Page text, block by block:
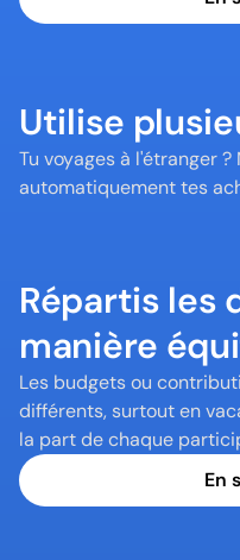
Utilise
Tu voyages à l'étranger
automatiquement tes
Répartis les
manière
Les budgets ou
différents, surtout en
la part de chaque
En